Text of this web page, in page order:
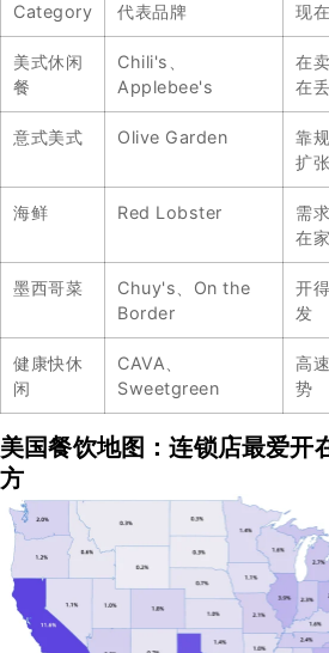
Category 代表品牌 现
美式休闲
餐
Chili's、
Applebee's
在
在丢
意式美式 Olive Garden
靠
扩张
海鲜 Red Lobster
需
在
墨西哥菜
Chuy's、On the
Border
开
发
健康快休
闲
CAVA、
Sweetgreen
高
势
美国餐饮地图：连锁店最爱开
方